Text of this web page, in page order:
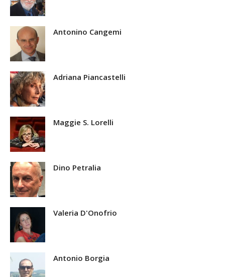
Antonino Cangemi
Adriana Piancastelli
Maggie S. Lorelli
Dino Petralia
Valeria D'Onofrio
Antonio Borgia